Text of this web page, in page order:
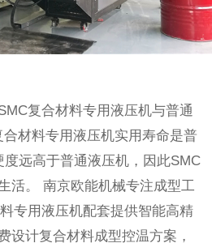
复合材料专用液压机与普通
材料专用液压机实用寿命是普
远高于普通液压机，因此SMC
活。 南京欧能机械专注成型工
专用液压机配套提供智能高精
设计复合材料成型控温方案，